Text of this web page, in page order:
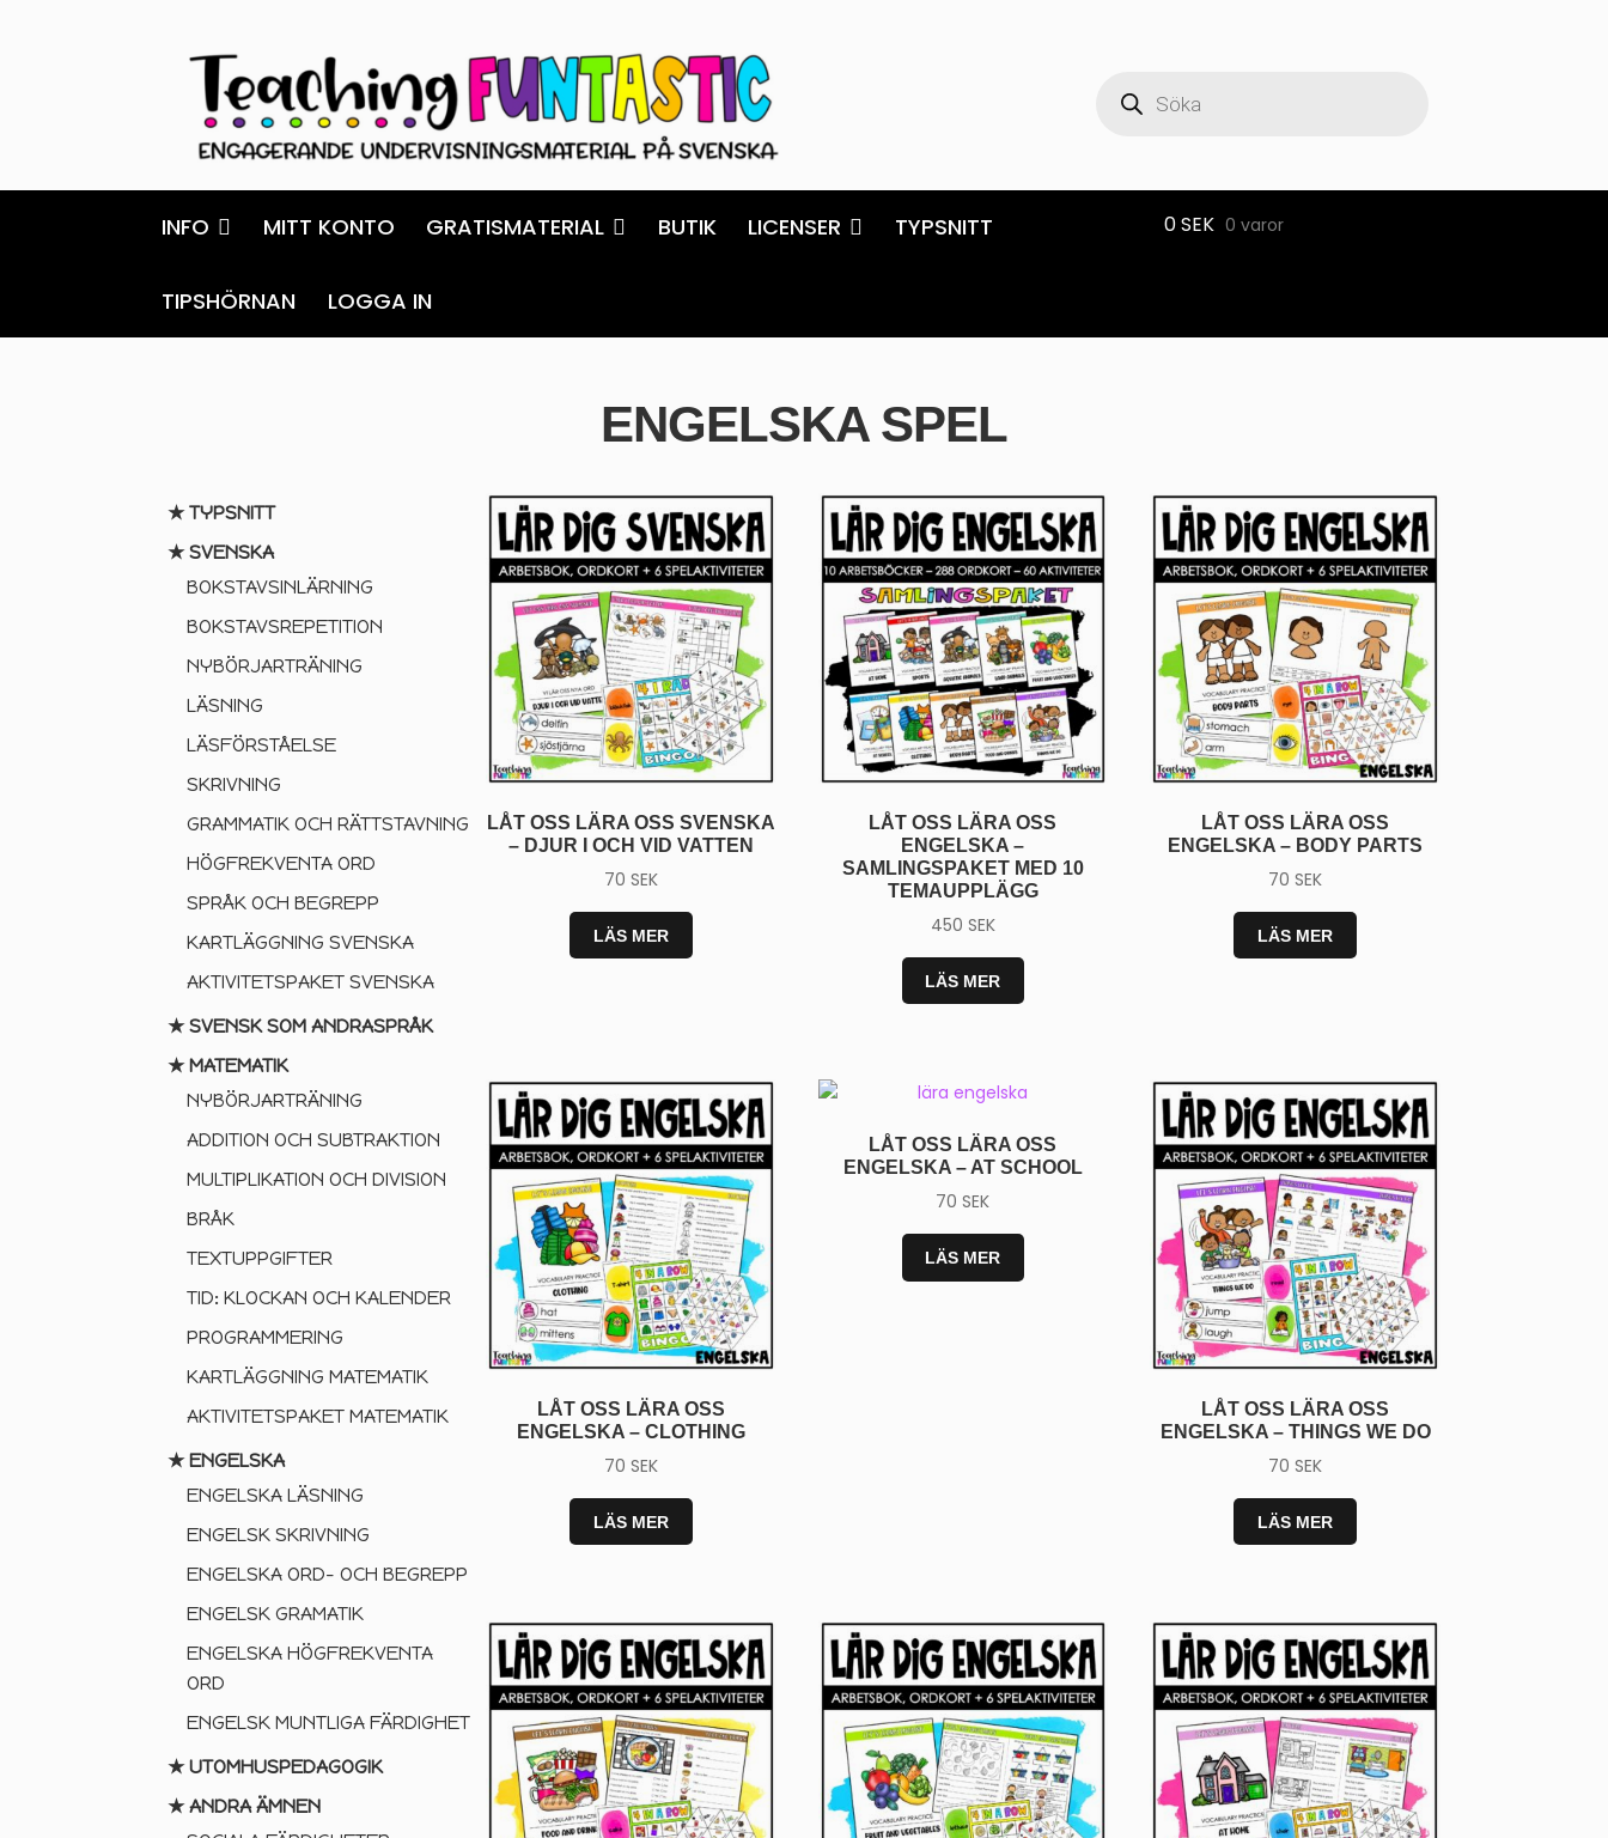
Hoppa
navigering
Gå
innehåll
INFO MITT KONTO GRATISMATERIAL BUTIK LICENSER TYPSNITT
TIPSHÖRNAN LOGGA IN
0SEK 0 varor
ENGELSKA SPEL
★ TYPSNITT
★ SVENSKA
BOKSTAVSINLÄRNING
BOKSTAVSREPETITION
NYBÖRJARTRÄNING
LÄSNING
LÄSFÖRSTÅELSE
SKRIVNING
GRAMMATIK OCH RÄTTSTAVNING
HÖGFREKVENTA ORD
SPRÅK OCH BEGREPP
KARTLÄGGNING SVENSKA
AKTIVITETSPAKET SVENSKA
★ SVENSK SOM ANDRASPRÅK
★ MATEMATIK
NYBÖRJARTRÄNING
ADDITION OCH SUBTRAKTION
MULTIPLIKATION OCH DIVISION
BRÅK
TEXTUPPGIFTER
TID: KLOCKAN OCH KALENDER
PROGRAMMERING
KARTLÄGGNING MATEMATIK
AKTIVITETSPAKET MATEMATIK
★ ENGELSKA
ENGELSKA LÄSNING
ENGELSK SKRIVNING
ENGELSKA ORD- OCH BEGREPP
ENGELSK GRAMATIK
ENGELSKA HÖGFREKVENTA
ORD
ENGELSK MUNTLIGA FÄRDIGHET
★ UTOMHUSPEDAGOGIK
★ ANDRA ÄMNEN
LÅT OSS LÄRA OSS SVENSKA
– DJUR I OCH VID VATTEN
70 SEK
LÄS MER
LÅT OSS LÄRA OSS
ENGELSKA –
SAMLINGSPAKET MED 10
TEMAUPPLÄGG
450 SEK
LÄS MER
LÅT OSS LÄRA OSS
ENGELSKA – BODY PARTS
70SEK
LÄS MER
LÅT OSS LÄRA OSS
ENGELSKA – CLOTHING
70 SEK
LÄS MER
LÅT OSS LÄRA OSS
ENGELSKA – AT SCHOOL
70SEK
LÄS MER
LÅT OSS LÄRA OSS
ENGELSKA – THINGS WE DO
70SEK
LÄS MER
EN BRA START PÅ
LÄSÅRET ✏️